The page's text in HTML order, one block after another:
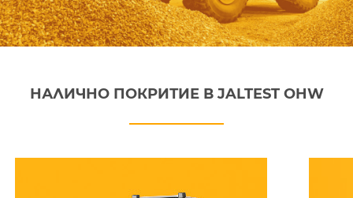
НАЛИЧНО ПОКРИТИЕ В JALTEST OHW